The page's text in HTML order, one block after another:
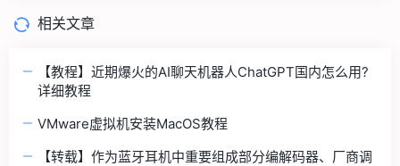
相关文章
【教程】近期爆火的AI聊天机器人ChatGPT国内怎么用?
详细教程
VMware虚拟机安装MacOS教程
【转载】作为蓝牙耳机中重要组成部分编解码器、厂商调